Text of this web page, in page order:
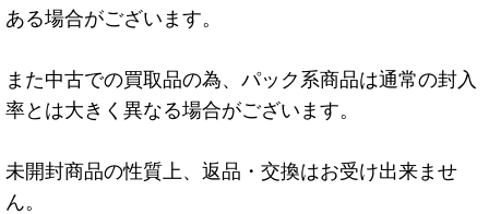
ある場合がございます。
また中古での買取品の為、パック系商品は通常の封入
率とは大きく異なる場合がございます。
未開封商品の性質上、返品・交換はお受け出来ませ
ん。